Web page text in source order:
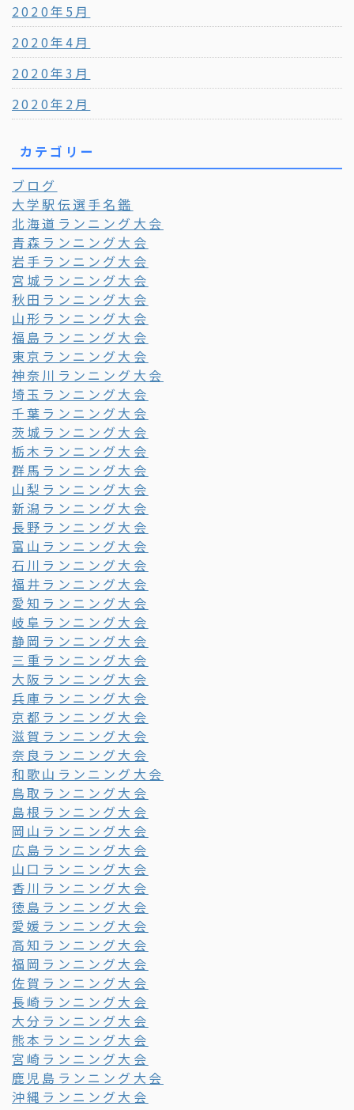
2020年5月
2020年4月
2020年3月
2020年2月
カテゴリー
ブログ
大学駅伝選手名鑑
北海道ランニング大会
青森ランニング大会
岩手ランニング大会
宮城ランニング大会
秋田ランニング大会
山形ランニング大会
福島ランニング大会
東京ランニング大会
神奈川ランニング大会
埼玉ランニング大会
千葉ランニング大会
茨城ランニング大会
栃木ランニング大会
群馬ランニング大会
山梨ランニング大会
新潟ランニング大会
長野ランニング大会
富山ランニング大会
石川ランニング大会
福井ランニング大会
愛知ランニング大会
岐阜ランニング大会
静岡ランニング大会
三重ランニング大会
大阪ランニング大会
兵庫ランニング大会
京都ランニング大会
滋賀ランニング大会
奈良ランニング大会
和歌山ランニング大会
鳥取ランニング大会
島根ランニング大会
岡山ランニング大会
広島ランニング大会
山口ランニング大会
香川ランニング大会
徳島ランニング大会
愛媛ランニング大会
高知ランニング大会
福岡ランニング大会
佐賀ランニング大会
長崎ランニング大会
大分ランニング大会
熊本ランニング大会
宮崎ランニング大会
鹿児島ランニング大会
沖縄ランニング大会